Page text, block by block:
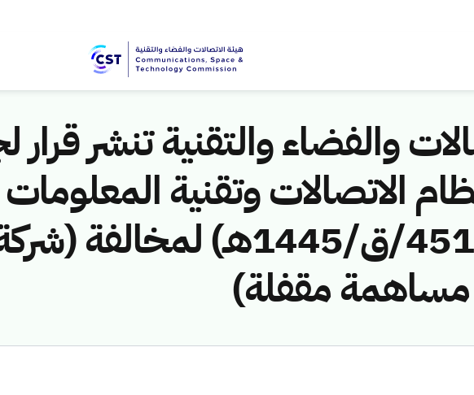
والفضاء والتقنية تنشر قرار
الاتصالات وتقنية
(451141081/ق/1445هـ)
مساهمة مقفلة)